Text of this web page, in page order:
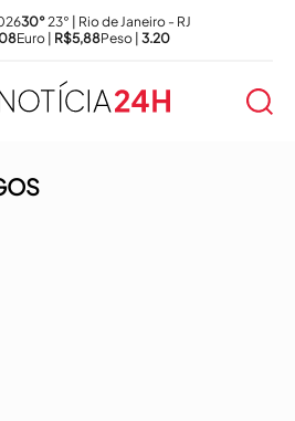
30°23° | Rio de Janeiro - RJ
Euro | R$5,88Peso | 3.20